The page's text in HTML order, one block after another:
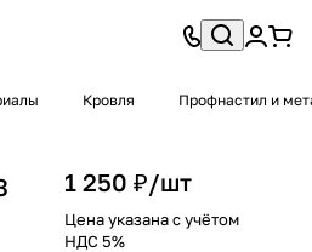
Кровля Профнастил и
1 250 ₽/шт
Цена указана с учётом
НДС 5%